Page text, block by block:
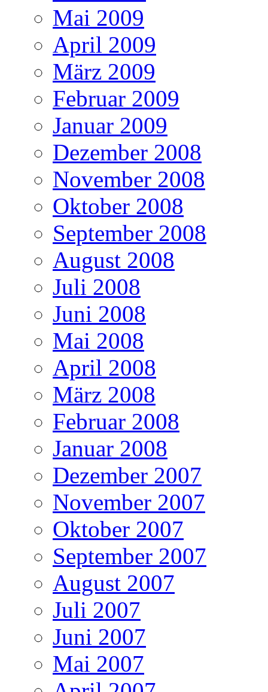
Mai 2009
April 2009
März 2009
Februar 2009
Januar 2009
Dezember 2008
November 2008
Oktober 2008
September 2008
August 2008
Juli 2008
Juni 2008
Mai 2008
April 2008
März 2008
Februar 2008
Januar 2008
Dezember 2007
November 2007
Oktober 2007
September 2007
August 2007
Juli 2007
Juni 2007
Mai 2007